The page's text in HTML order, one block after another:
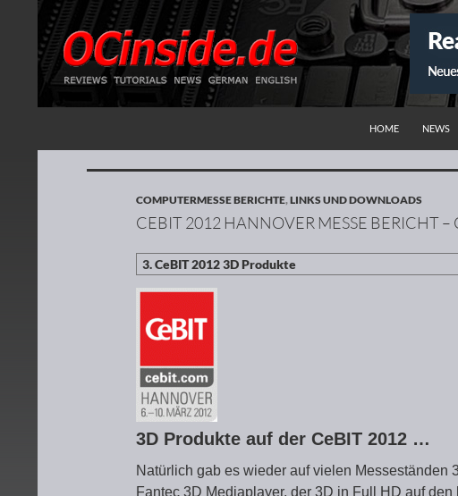
HOME
NEWS
COMPUTERMESSE BERICHTE,LINKS UND DOWNLOADS
CEBIT 2012 HANNOVER MESSE BERICHT –
3D Produkte auf der CeBIT 2012 …
Natürlich gab es wieder auf vielen Messeständen
Fantec 3D Mediaplayer, der 3D in Full HD auf